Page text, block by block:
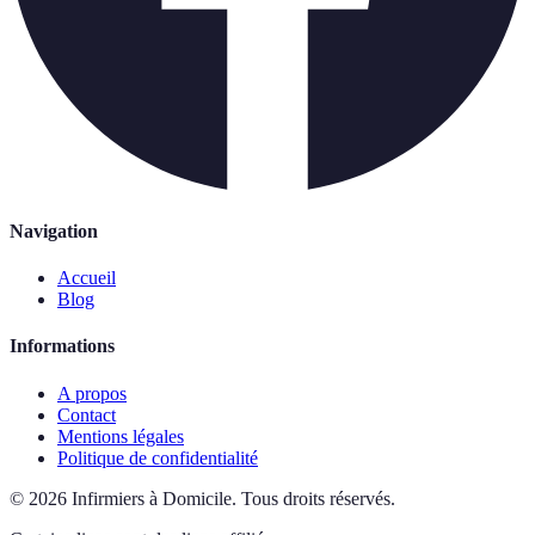
Navigation
Accueil
Blog
Informations
A propos
Contact
Mentions légales
Politique de confidentialité
© 2026 Infirmiers à Domicile. Tous droits réservés.